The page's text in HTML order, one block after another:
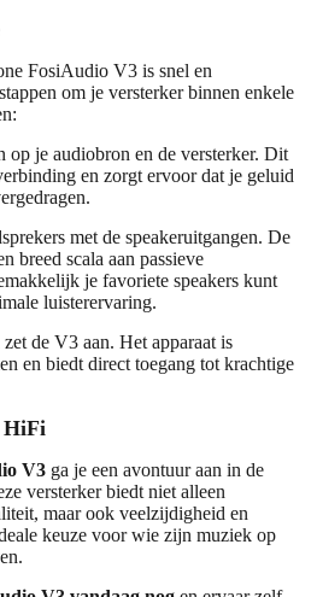
FosiAudio V3 is snel en
om je versterker binnen enkele
op je audiobron en de versterker. Dit
en zorgt ervoor dat je geluid
met de speakeruitgangen. De
breed scala aan passieve
je favoriete speakers kunt
luisterervaring.
zet de V3 aan. Het apparaat is
en biedt direct toegang tot krachtige
HiFi
V3 ga je een avontuur aan in de
versterker biedt niet alleen
maar ook veelzijdigheid en
keuze voor wie zijn muziek op